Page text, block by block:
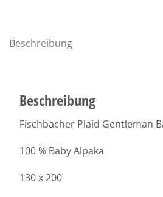
Beschreibung
Beschreibung
Fischbacher Plaid Gentleman
100 % Baby Alpaka
130 x 200